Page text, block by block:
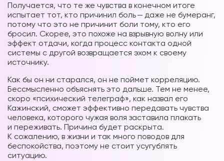
Получается, что те же чувства в конечном итоге
испытает тот, кто причинил боль — даже не бумеранг,
потому что это не причинит боли тому, кто его
бросил. Скорее, это похоже на взрывную волну или
эффект отдачи, когда процесс контакта одной
системы с другой возвращается эхом к своему
источнику.
Как бы он ни старался, он не поймет корреляцию.
Бессмысленно объяснять это дальше. Тем не менее,
скоро «психический телеграф», как назвал его
Кажинский, сможет эффективно передавать чувства
человека, которого чужая воля заставила плакать
и переживать. Причина будет раскрыта.
К сожалению, в жизни и так много поводов для
беспокойства, поэтому не стоит усугублять
ситуацию.